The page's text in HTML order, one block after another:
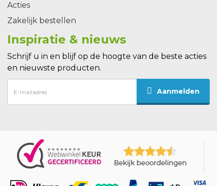
Acties
Zakelijk bestellen
Inspiratie & nieuws
Schrijf u in en blijf op de hoogte van de beste acties
en nieuwste producten.
Aanmelden